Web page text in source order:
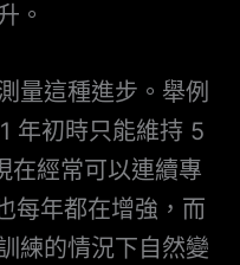
。
量這種進步。舉例
年初時只能維持 5
在經常可以連續專
每年都在增強，而
練的情況下自然變